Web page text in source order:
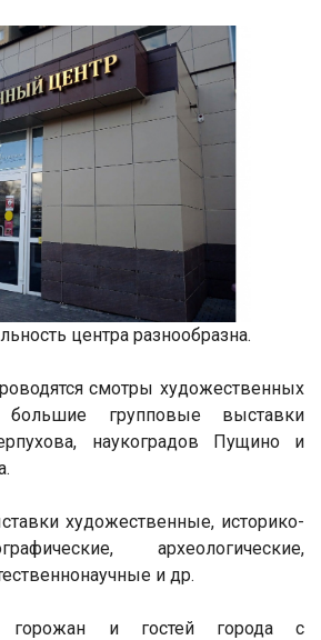
центра разнообразна.
смотры художественных
групповые выставки
наукоградов Пущино и
художественные, историко-
археологические,
и др.
горожан и гостей города с